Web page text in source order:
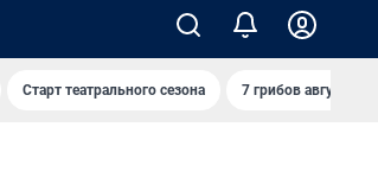
Старт театрального сезона 7 грибов августа